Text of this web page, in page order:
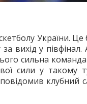
України. Це
вихід у
сильна команда
сили у такому
клубний